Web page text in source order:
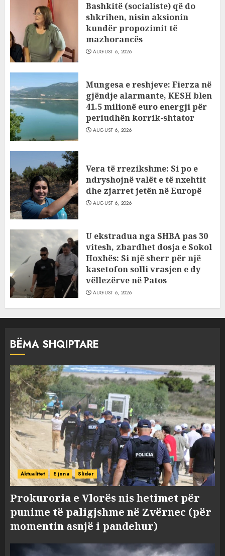
Bashkitë (socialiste) që do
shkrihen, nisin aksionin
kundër propozimit të
mazhorancës
AUGUST 6, 2026
Mungesa e reshjeve: Fierza në
gjëndje alarmante, KESH blen
41.5 milionë euro energji për
periudhën korrik-shtator
AUGUST 6, 2026
Vera të rrezikshme: Si po e
ndryshojnë valët e të nxehtit
dhe zjarret jetën në Europë
AUGUST 6, 2026
U ekstradua nga SHBA pas 30
vitesh, zbardhet dosja e Sokol
Hoxhës: Si një sherr për një
kasetofon solli vrasjen e dy
vëllezërve në Patos
AUGUST 6, 2026
BËMA SHQIPTARE
Aktualitet E jona Slider
Prokuroria e Vlorës nis hetimet për
punime të paligjshme në Zvërnec (për
momentin asnjë i pandehur)